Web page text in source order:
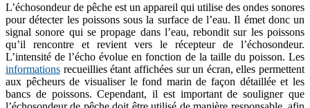
L’échosondeur de pêche est un appareil qui utilise des ondes sonores
pour détecter les poissons sous la surface de l’eau. Il émet donc un
signal sonore qui se propage dans l’eau, rebondit sur les poissons
qu’il rencontre et revient vers le récepteur de l’échosondeur.
L’intensité de l’écho évolue en fonction de la taille du poisson. Les
informations recueillies étant affichées sur un écran, elles permettent
aux pêcheurs de visualiser le fond marin de façon détaillée et les
bancs de poissons. Cependant, il est important de souligner que